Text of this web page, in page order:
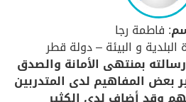
: فاطمة رجا
البلدية و البيئة – دولة قطر
بمنتهى الأمانة والصدق
بعض المفاهيم لدى المتدربين